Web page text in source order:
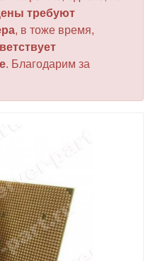
требуют
, в тоже время,
. Благодарим за